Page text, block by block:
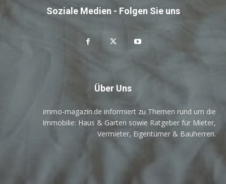
Soziale Medien - Folgen Sie uns
Über Uns
immo-magazin.de informiert zu Themen rund um die
Immobilie: Haus & Garten sowie Ratgeber für Mieter,
Vermieter, Eigentümer & Bauherren.